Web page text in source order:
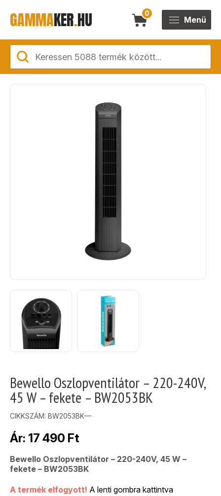
GAMMAKER.HU 0
Menü
Bewello Oszlopventilátor – 220-240V,
45 W – fekete – BW2053BK
CIKKSZÁM: BW2053BK—
Ár: 17 490 Ft
Bewello Oszlopventilátor – 220-240V, 45 W –
fekete – BW2053BK
A termék elfogyott! A lenti gombra kattintva